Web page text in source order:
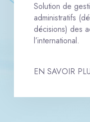
Solution de
administratifs
décisions) des
l’international.
EN SAVOIR